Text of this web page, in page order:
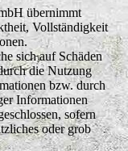
übernimmt
Vollständigkeit
sich auf Schäden
die Nutzung
bzw. durch
Informationen
sofern
oder grob